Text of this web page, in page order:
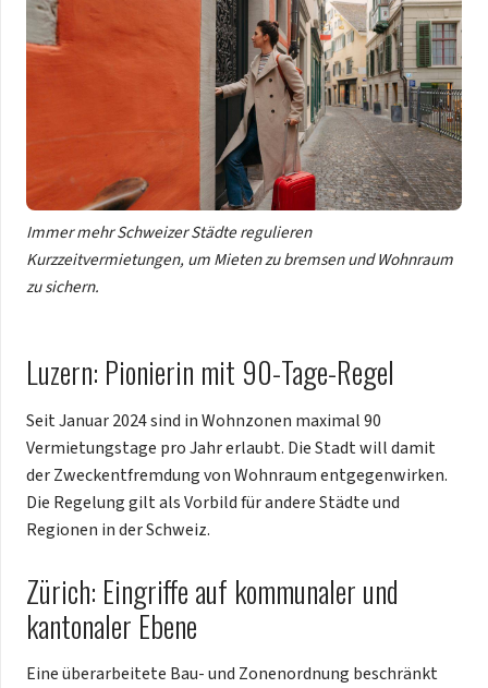
Immer mehr Schweizer Städte regulieren
Kurzzeitvermietungen, um Mieten zu bremsen und Wohnraum
zu sichern.
Luzern: Pionierin mit 90-Tage-Regel
Seit Januar 2024 sind in Wohnzonen maximal 90
Vermietungstage pro Jahr erlaubt. Die Stadt will damit
der Zweckentfremdung von Wohnraum entgegenwirken.
Die Regelung gilt als Vorbild für andere Städte und
Regionen in der Schweiz.
Zürich: Eingriffe auf kommunaler und
kantonaler Ebene
Eine überarbeitete Bau- und Zonenordnung beschränkt